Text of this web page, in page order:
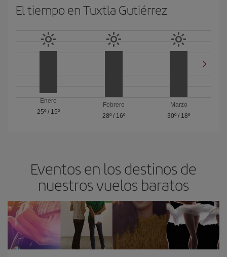
El tiempo en Tuxtla Gutiérrez
Enero
25º/ 15º
Febrero
28º/ 16º
Marzo
30º / 18º
Eventos en los destinos de
nuestros vuelos baratos